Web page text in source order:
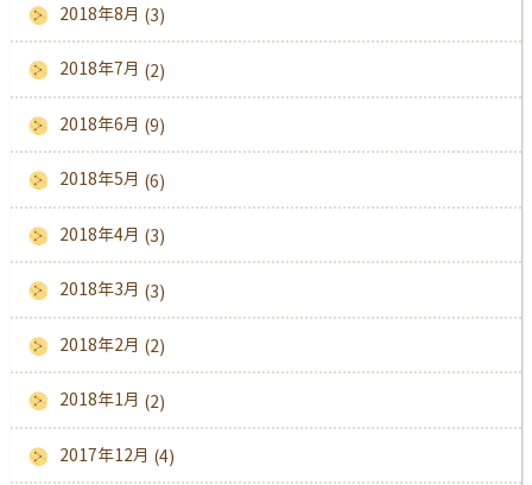
2018年8月 (3)
2018年7月 (2)
2018年6月 (9)
2018年5月 (6)
2018年4月 (3)
2018年3月 (3)
2018年2月 (2)
2018年1月 (2)
2017年12月 (4)